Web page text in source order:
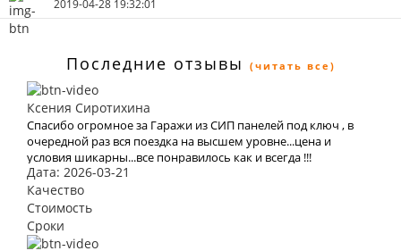
2019-04-28 19:32:01
Последние отзывы (читать все)
Ксения Сиротихина
Спасибо огромное за Гаражи из СИП панелей под ключ , в
очередной раз вся поездка на высшем уровне...цена и
условия шикарны...все понравилось как и всегда !!!
Дата: 2026-03-21
Качество
Стоимость
Сроки